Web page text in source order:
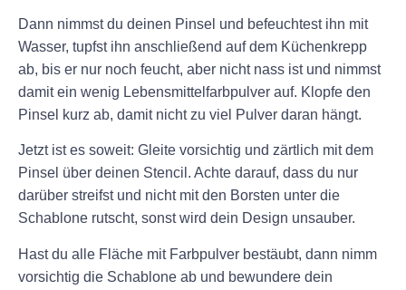
Dann nimmst du deinen Pinsel und befeuchtest ihn mit
Wasser, tupfst ihn anschließend auf dem Küchenkrepp
ab, bis er nur noch feucht, aber nicht nass ist und nimmst
damit ein wenig Lebensmittelfarbpulver auf. Klopfe den
Pinsel kurz ab, damit nicht zu viel Pulver daran hängt.
Jetzt ist es soweit: Gleite vorsichtig und zärtlich mit dem
Pinsel über deinen Stencil. Achte darauf, dass du nur
darüber streifst und nicht mit den Borsten unter die
Schablone rutscht, sonst wird dein Design unsauber.
Hast du alle Fläche mit Farbpulver bestäubt, dann nimm
vorsichtig die Schablone ab und bewundere dein